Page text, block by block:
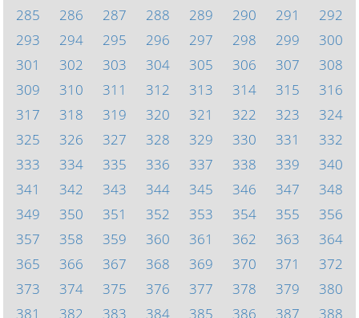
285
286 287 288 289 290 291
292
293
294 295 296 297 298 299
300
301
302 303 304 305 306 307
308
309
310 311 312 313 314 315
316
317
318 319 320 321 322 323
324
325
326 327 328 329 330 331
332
333
334 335 336 337 338 339
340
341
342 343 344 345 346 347
348
349
350 351 352 353 354 355
356
357
358 359 360 361 362 363
364
365
366 367 368 369 370 371
372
373
374 375 376 377 378 379
380
381
382 383 384 385 386 387 388